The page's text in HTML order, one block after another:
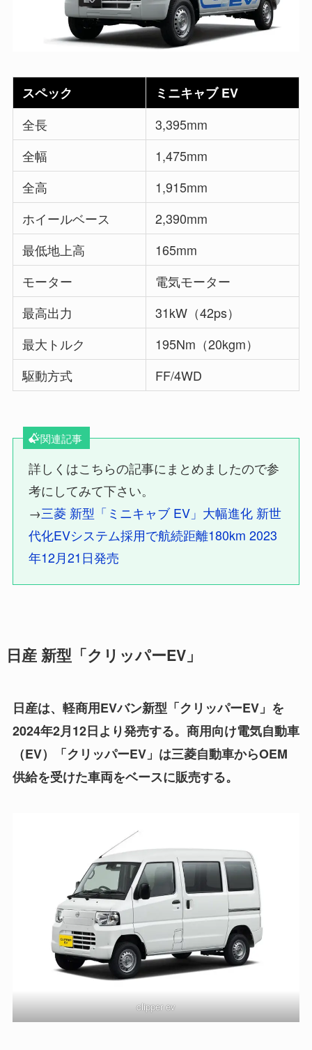
スペック
ミニキャブ EV
全長
3,395mm
全幅
1,475mm
全高
1,915mm
ホイールベース
2,390mm
最低地上高
165mm
モーター
電気モーター
最高出力
31kW（42ps）
最大トルク
195Nm（20kgm）
駆動方式
FF/4WD
関連記事
詳しくはこちらの記事にまとめましたので参
考にしてみて下さい。
→三菱 新型「ミニキャブ EV」大幅進化 新世
代化EVシステム採用で航続距離180km 2023
年12月21日発売
日産 新型「クリッパーEV」
日産は、軽商用EVバン新型「クリッパーEV」を
2024年2月12日より発売する。商用向け電気自動車
（EV）「クリッパーEV」は三菱自動車からOEM
供給を受けた車両をベースに販売する。
clipper ev